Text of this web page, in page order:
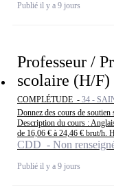
Publié il y a 9 jours
Professeur /
scolaire (H/F)
COMPLÉTUDE - 34 -
Donnez des cours de
Description du cours :
de 16,06 € à 24,46 € brut/h.
CDD - Non
Publié il y a 9 jours